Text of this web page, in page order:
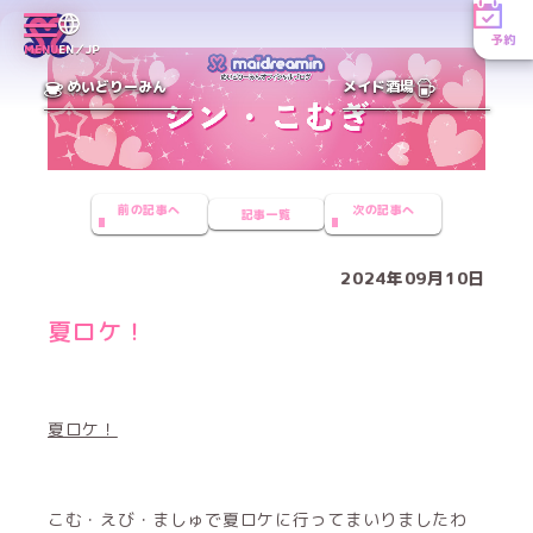
MENUEN／JP
予約
めいどりーみん メイド酒場
前の記事へ 記事一覧 次の記事へ
2024年09月10日
夏ロケ！
夏ロケ！
こむ・えび・ましゅで夏ロケに行ってまいりましたわ